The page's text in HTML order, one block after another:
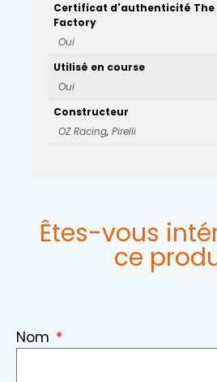
Certificat d'authenticité The
Factory
Oui
Utilisé en course
Oui
Constructeur
OZ Racing, Pirelli
Êtes-vous
ce
Nom